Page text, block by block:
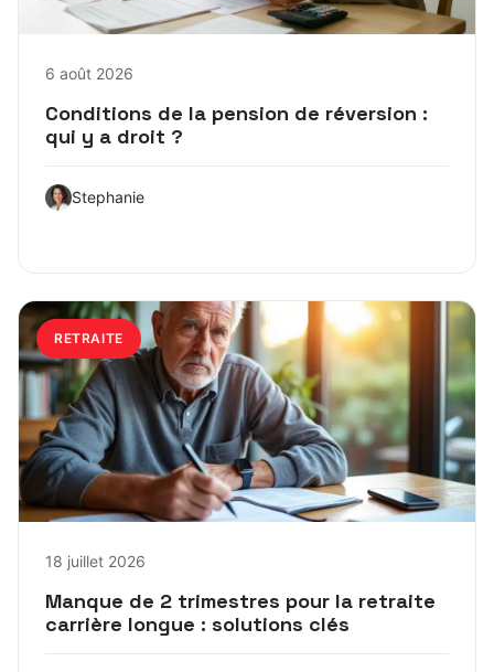
6 août 2026
Conditions de la pension de réversion :
qui y a droit ?
Stephanie
RETRAITE
18 juillet 2026
Manque de 2 trimestres pour la retraite
carrière longue : solutions clés